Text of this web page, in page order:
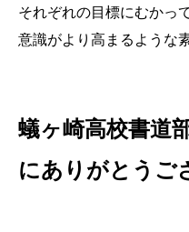
それぞれの目標にむかっ
意識がより高まるような
蟻ヶ崎高校書道
にありがとうご